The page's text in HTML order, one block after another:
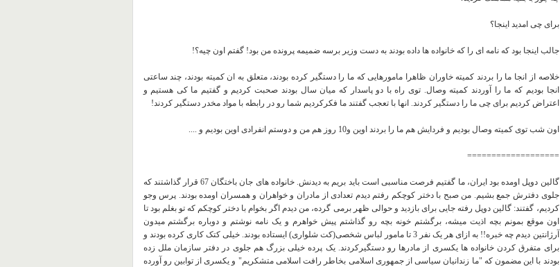
برای چی امدید اینجا؟
جالب اینجا بود که نامه ای را که خانواده ها داده بودند به دست وزیر برسه ضمیمه پرونده من بود! گفتم اون چیه؟!
خلاصه از انجا ما را بردند کمیته خاوران ظاهرا مامورهایی که ما را دستگیر کرده بودند، متعلق به ان کمیته بودند، چند ساعتی
انجا بودیم که ما را آوردند کمیته وصال. توی راه با دو پاسدار که میان سال بودند صحبت کردیم و گفتیم ما کی هستیم و
اعتراض کردیم برای چی ما را دستگیر کردند. انها با تعجب گفتند ما فکرکردیم شما رو در رابطه با مواد مخدر دستگیر کردند!
اون شب توی کمیته وصال بودیم و فردایش هم ما را بردند اوین و10 روز هم من و دوستم انفرادی اوین بودیم و ....
===================
گالین دوپل اومده بود ایران، ما گفتیم فرصت مناسبی است باید بریم به دیدنش. خانواده های جان باختگان 67 قرار گذاشتند که
جلوی دفترش جمع بشیم. من صبح با دختر کوچکم رفتم دیدم تعدادی از مادران و خواهران و همسران اومده بودند. پرس وجو
کردیم، گفتند: گالین دوپل رفته جایی برای بازدید و حوالی ظهر برمی گرده، من دیدم اگر بخوام با دختر کوچکم که تو بغلم بود تا
اون موقع بمونم بچه اذیت میشه، برگشتم خونه بچه رو گذاشتم پیش خواهرم و یک نامه نوشتم و دوباره برگشتم میدون
آرژانتین دیدم چه خبره!! به ازای هر یک نفر 3 تا مامور لباس شخصی(کت شلواری) ایستاده بودند. خیلی کتک کاری کرده بودند و
برای متفرق کردن خانواده ها یکسری از مادرها رو دستگیرکردند. یک پرده خیلی بزرگ هم جلوی در دفتر سازمان ملل زده
بودند با این مضمون که "ما زندانیان سیاسی از جمهوری اسلامی بخاطر رافت اسلامی متشکریم" و یکسری از توابین رو آورده